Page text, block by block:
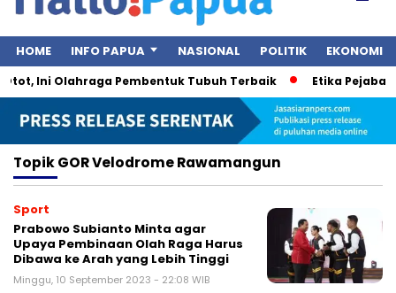
HOME INFO PAPUA NASIONAL POLITIK EKONOMI
Ini Olahraga Pembentuk Tubuh Terbaik Etika Pejabat
TopikGOR Velodrome Rawamangun
Sport
Prabowo Subianto Minta agar
Upaya Pembinaan Olah Raga Harus
Dibawa ke Arah yang Lebih Tinggi
Minggu, 10 September 2023 - 22:08 WIB